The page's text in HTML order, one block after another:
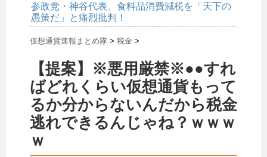
参政党・神谷代表、食料品消費減税を「天下の
愚策だ」と痛烈批判！
仮想通貨速報まとめ隊 > 税金 >
【提案】※悪用厳禁※●●すれ
ばどれくらい仮想通貨もって
るか分からないんだから税金
逃れできるんじゃね？ｗｗｗ
ｗ